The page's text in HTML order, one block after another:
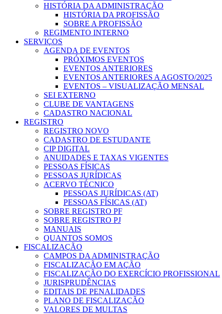
HISTÓRIA DA ADMINISTRAÇÃO
HISTÓRIA DA PROFISSÃO
SOBRE A PROFISSÃO
REGIMENTO INTERNO
SERVIÇOS
AGENDA DE EVENTOS
PRÓXIMOS EVENTOS
EVENTOS ANTERIORES
EVENTOS ANTERIORES A AGOSTO/2025
EVENTOS – VISUALIZAÇÃO MENSAL
SEI EXTERNO
CLUBE DE VANTAGENS
CADASTRO NACIONAL
REGISTRO
REGISTRO NOVO
CADASTRO DE ESTUDANTE
CIP DIGITAL
ANUIDADES E TAXAS VIGENTES
PESSOAS FÍSICAS
PESSOAS JURÍDICAS
ACERVO TÉCNICO
PESSOAS JURÍDICAS (AT)
PESSOAS FÍSICAS (AT)
SOBRE REGISTRO PF
SOBRE REGISTRO PJ
MANUAIS
QUANTOS SOMOS
FISCALIZAÇÃO
CAMPOS DA ADMINISTRAÇÃO
FISCALIZAÇÃO EM AÇÃO
FISCALIZAÇÃO DO EXERCÍCIO PROFISSIONAL
JURISPRUDÊNCIAS
EDITAIS DE PENALIDADES
PLANO DE FISCALIZAÇÃO
VALORES DE MULTAS